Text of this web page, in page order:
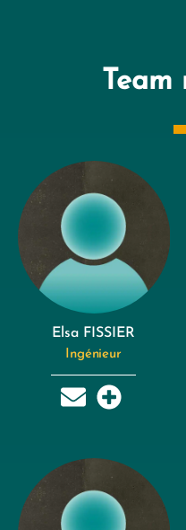
Team
Elsa FISSIER
Ingénieur